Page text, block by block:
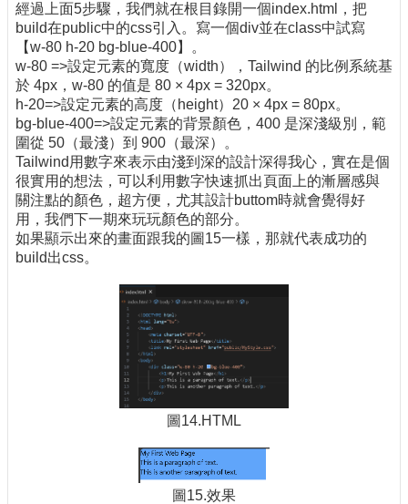
經過上面5步驟，我們就在根目錄開一個index.html，把
build在public中的css引入。寫一個div並在class中試寫
【w-80 h-20 bg-blue-400】。
w-80 =>設定元素的寬度（width），Tailwind 的比例系統基
於 4px，w-80 的值是 80 × 4px = 320px。
h-20=>設定元素的高度（height）20 × 4px = 80px。
bg-blue-400=>設定元素的背景顏色，400 是深淺級別，範
圍從 50（最淺）到 900（最深）。
Tailwind用數字來表示由淺到深的設計深得我心，實在是個
很實用的想法，可以利用數字快速抓出頁面上的漸層感與
關注點的顏色，超方便，尤其設計buttom時就會覺得好
用，我們下一期來玩玩顏色的部分。
如果顯示出來的畫面跟我的圖15一樣，那就代表成功的
build出css。
圖14.HTML
圖15.效果